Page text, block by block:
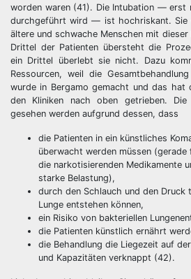
worden waren (41). Die Intubation — erst
durchgeführt wird — ist hochriskant. Sie
ältere und schwache Menschen mit
Drittel der Patienten übersteht die
ein Drittel überlebt sie nicht. Dazu
Ressourcen, weil die
wurde in Bergamo gemacht und das hat
den Kliniken nach oben getrieben.
gesehen werden aufgrund dessen, dass
die Patienten in ein künstliches
überwacht werden müssen (gerade
die narkotisierenden Medikamente
starke Belastung),
durch den Schlauch und den Druck
Lunge entstehen können,
ein Risiko von bakteriellen
die Patienten künstlich ernährt
die Behandlung die Liegezeit auf
und Kapazitäten verknappt (42).